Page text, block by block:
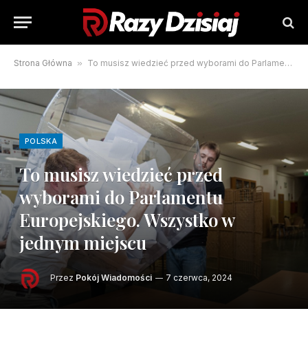
Strona Główna » To musisz wiedzieć przed wyborami do Parlamentu Europejskiego. Wszystko w jednym miejscu
POLSKA
To musisz wiedzieć przed
wyborami do Parlamentu
Europejskiego. Wszystko w
jednym miejscu
Przez Pokój Wiadomości 7 czerwca, 2024